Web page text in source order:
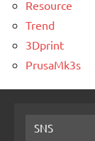
Resource
Trend
3Dprint
PrusaMk3s
SNS